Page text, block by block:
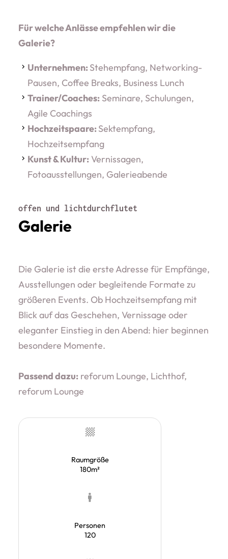
Für welche Anlässe empfehlen wir die
Galerie?
Unternehmen: Stehempfang, Networking-
Pausen, Coffee Breaks, Business Lunch
Trainer/Coaches: Seminare, Schulungen,
Agile Coachings
Hochzeitspaare: Sektempfang,
Hochzeitsempfang
Kunst & Kultur: Vernissagen,
Fotoausstellungen, Galerieabende
offen und lichtdurchflutet
Galerie
Die Galerie ist die erste Adresse für Empfänge,
Ausstellungen oder begleitende Formate zu
größeren Events. Ob Hochzeitsempfang mit
Blick auf das Geschehen, Vernissage oder
eleganter Einstieg in den Abend: hier beginnen
besondere Momente.
Passend dazu: reforum Lounge, Lichthof,
reforum Lounge
Raumgröße
180m²
Personen
120